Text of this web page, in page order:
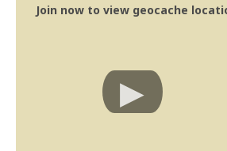
Join now to view geocache